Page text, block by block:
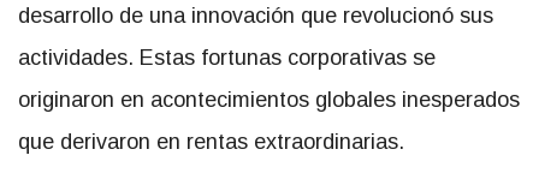
desarrollo de una innovación que revolucionó sus
actividades. Estas fortunas corporativas se
originaron en acontecimientos globales inesperados
que derivaron en rentas extraordinarias.